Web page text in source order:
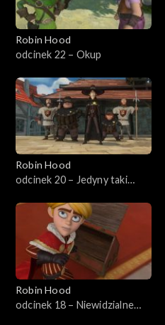
Robin Hood
odcinek 22 – Okup
Robin Hood
odcinek 20 – Jedyny taki
Robin Hood
odcinek 18 – Niewidzialne